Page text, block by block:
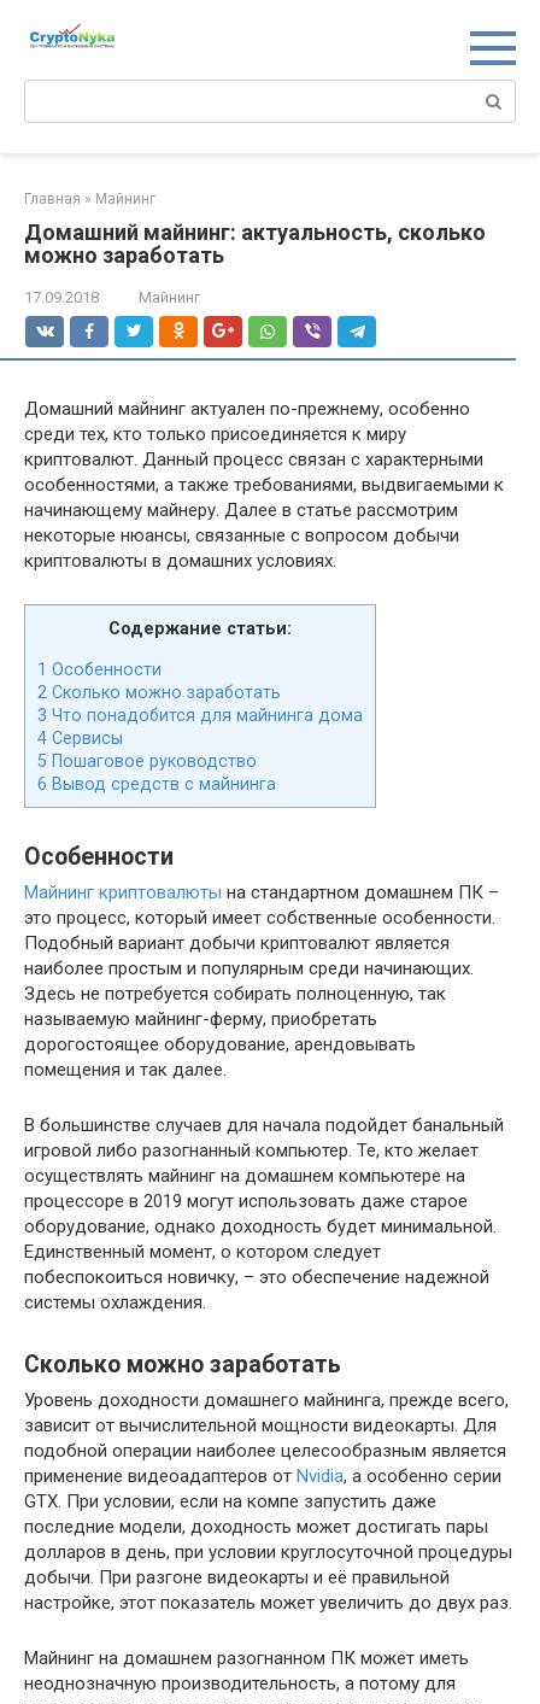
Главная » Майнинг
Домашний майнинг: актуальность, сколько
можно заработать
17.09.2018 Майнинг
Домашний майнинг актуален по-прежнему, особенно
среди тех, кто только присоединяется к миру
криптовалют. Данный процесс связан с характерными
особенностями, а также требованиями, выдвигаемыми к
начинающему майнеру. Далее в статье рассмотрим
некоторые нюансы, связанные с вопросом добычи
криптовалюты в домашних условиях.
Содержание статьи:
1 Особенности
2 Сколько можно заработать
3 Что понадобится для майнинга дома
4 Сервисы
5 Пошаговое руководство
6 Вывод средств с майнинга
Особенности
Майнинг криптовалюты на стандартном домашнем ПК –
это процесс, который имеет собственные особенности.
Подобный вариант добычи криптовалют является
наиболее простым и популярным среди начинающих.
Здесь не потребуется собирать полноценную, так
называемую майнинг-ферму, приобретать
дорогостоящее оборудование, арендовывать
помещения и так далее.
В большинстве случаев для начала подойдет банальный
игровой либо разогнанный компьютер. Те, кто желает
осуществлять майнинг на домашнем компьютере на
процессоре в 2019 могут использовать даже старое
оборудование, однако доходность будет минимальной.
Единственный момент, о котором следует
побеспокоиться новичку, – это обеспечение надежной
системы охлаждения.
Сколько можно заработать
Уровень доходности домашнего майнинга, прежде всего,
зависит от вычислительной мощности видеокарты. Для
подобной операции наиболее целесообразным является
применение видеоадаптеров от Nvidia, а особенно серии
GTX. При условии, если на компе запустить даже
последние модели, доходность может достигать пары
долларов в день, при условии круглосуточной процедуры
добычи. При разгоне видеокарты и её правильной
настройке, этот показатель может увеличить до двух раз.
Майнинг на домашнем разогнанном ПК может иметь
неоднозначную производительность, а потому для